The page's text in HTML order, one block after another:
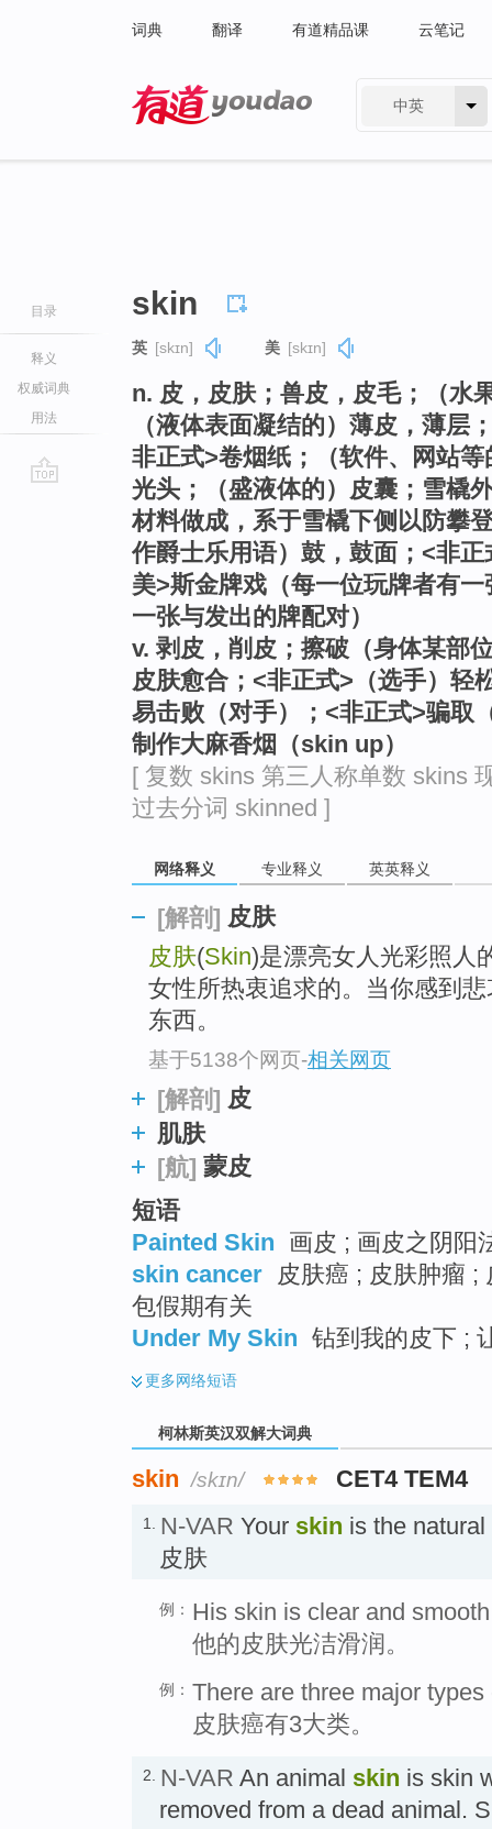
词典 翻译 有道精品课 云笔记
中英
目录
释义
权威词典
用法
skin
英 [skɪn] 美 [skɪn]
n. 皮，皮肤；兽皮，皮毛；（水
（液体表面凝结的）薄皮，薄层
非正式>卷烟纸；（软件、网站
光头；（盛液体的）皮囊；雪橇
材料做成，系于雪橇下侧以防攀
作爵士乐用语）鼓，鼓面；<非
美>斯金牌戏（每一位玩牌者有
一张与发出的牌配对）
v. 剥皮，削皮；擦破（身体某部
皮肤愈合；<非正式>（选手）轻
易击败（对手）；<非正式>骗取
制作大麻香烟（skin up）
[ 复数 skins 第三人称单数 skins
过去分词 skinned ]
网络释义 专业释义 英英释义
[解剖] 皮肤
皮肤(Skin)是漂亮女人光彩照人
女性所热衷追求的。当你感到
东西。
基于5138个网页-相关网页
[解剖] 皮
肌肤
[航] 蒙皮
短语
Painted Skin 画皮 ; 画皮之阴阳
skin cancer 皮肤癌 ; 皮肤肿瘤 ;
包假期有关
Under My Skin 钻到我的皮下 ;
更多网络短语
柯林斯英汉双解大词典
skin /skɪn/ CET4 TEM4
1. N-VAR Your skin is the
皮肤
例： His skin is clear and
他的皮肤光洁滑润。
例： There are three major
皮肤癌有3大类。
2. N-VAR An animal skin is skin
removed from a dead animal.